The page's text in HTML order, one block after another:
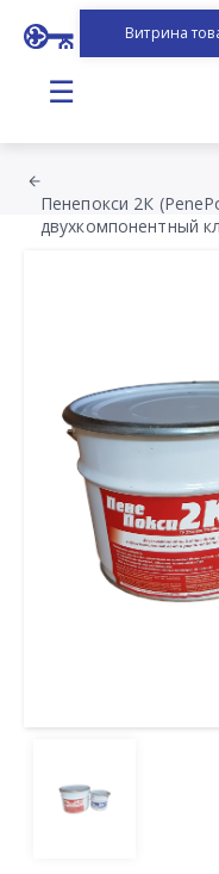
Витрина
☰
Пенепокси 2К
двухкомпонентный